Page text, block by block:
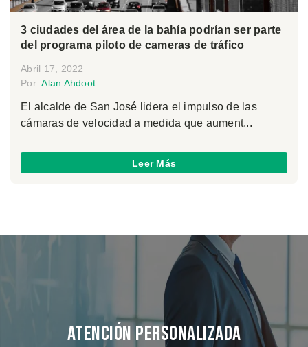
3 ciudades del área de la bahía podrían ser parte
del programa piloto de cameras de tráfico
Abril 17, 2022
Por:Alan Ahdoot
El alcalde de San José lidera el impulso de las
cámaras de velocidad a medida que aument...
Leer Más
Atención Personalizada